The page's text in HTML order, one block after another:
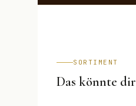
SORTIMENT
Das könnte dir